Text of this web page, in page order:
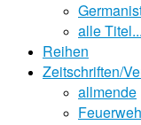
alle Titel...
Reihen
Zeitschriften/
allmende